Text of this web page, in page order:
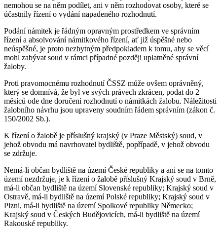
nemohou se na něm podílet, ani v něm rozhodovat osoby, které se
účastnily řízení o vydání napadeného rozhodnutí.
Podání námitek je řádným opravným prostředkem ve správním
řízení a absolvování námitkového řízení, ať již úspěšné nebo
neúspěšné, je proto nezbytným předpokladem k tomu, aby se věcí
mohl zabývat soud v rámci případné později uplatněné správní
žaloby.
Proti pravomocnému rozhodnutí ČSSZ může ovšem oprávněný,
který se domnívá, že byl ve svých právech zkrácen, podat do 2
měsíců ode dne doručení rozhodnutí o námitkách žalobu. Náležitosti
žalobního návrhu jsou upraveny soudním řádem správním (zákon č.
150/2002 Sb.).
K řízení o žalobě je příslušný krajský (v Praze Městský) soud, v
jehož obvodu má navrhovatel bydliště, popřípadě, v jehož obvodu
se zdržuje.
Nemá-li občan bydliště na území České republiky a ani se na tomto
území nezdržuje, je k řízení o žalobě příslušný Krajský soud v Brně,
má-li občan bydliště na území Slovenské republiky; Krajský soud v
Ostravě, má-li bydliště na území Polské republiky; Krajský soud v
Plzni, má-li bydliště na území Spolkové republiky Německo;
Krajský soud v Českých Budějovicích, má-li bydliště na území
Rakouské republiky.